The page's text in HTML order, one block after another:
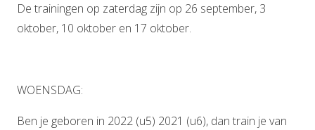
De trainingen op zaterdag zijn op 26 september, 3
oktober, 10 oktober en 17 oktober.
WOENSDAG:
Ben je geboren in 2022 (u5) 2021 (u6), dan train je van